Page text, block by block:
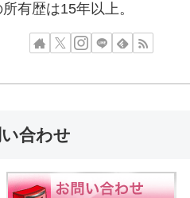
有歴は15年以上。
合わせ